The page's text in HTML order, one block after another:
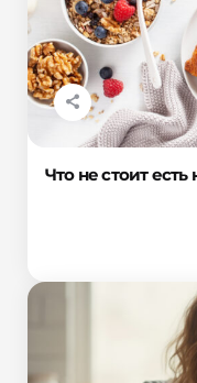
Что не стоит есть